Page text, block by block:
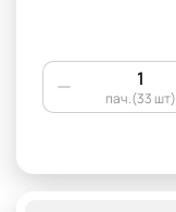
пач.(33 шт)